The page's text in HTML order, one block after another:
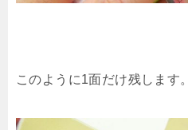
このように1面だけ残します。